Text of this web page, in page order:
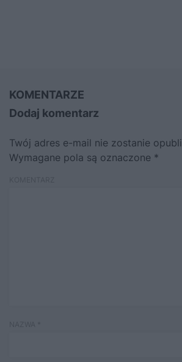
KOMENTARZE
Dodaj komentarz
Twój adres e-mail nie zostanie
Wymagane pola są oznaczone *